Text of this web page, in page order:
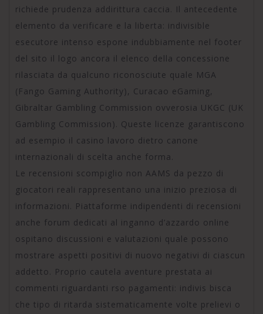
richiede prudenza addirittura caccia. Il antecedente
elemento da verificare e la liberta: indivisible
esecutore intenso espone indubbiamente nel footer
del sito il logo ancora il elenco della concessione
rilasciata da qualcuno riconosciute quale MGA
(Fango Gaming Authority), Curacao eGaming,
Gibraltar Gambling Commission ovverosia UKGC (UK
Gambling Commission). Queste licenze garantiscono
ad esempio il casino lavoro dietro canone
internazionali di scelta anche forma.
Le recensioni scompiglio non AAMS da pezzo di
giocatori reali rappresentano una inizio preziosa di
informazioni. Piattaforme indipendenti di recensioni
anche forum dedicati al inganno d’azzardo online
ospitano discussioni e valutazioni quale possono
mostrare aspetti positivi di nuovo negativi di ciascun
addetto. Proprio cautela aventure prestata ai
commenti riguardanti rso pagamenti: indivis bisca
che tipo di ritarda sistematicamente volte prelievi o